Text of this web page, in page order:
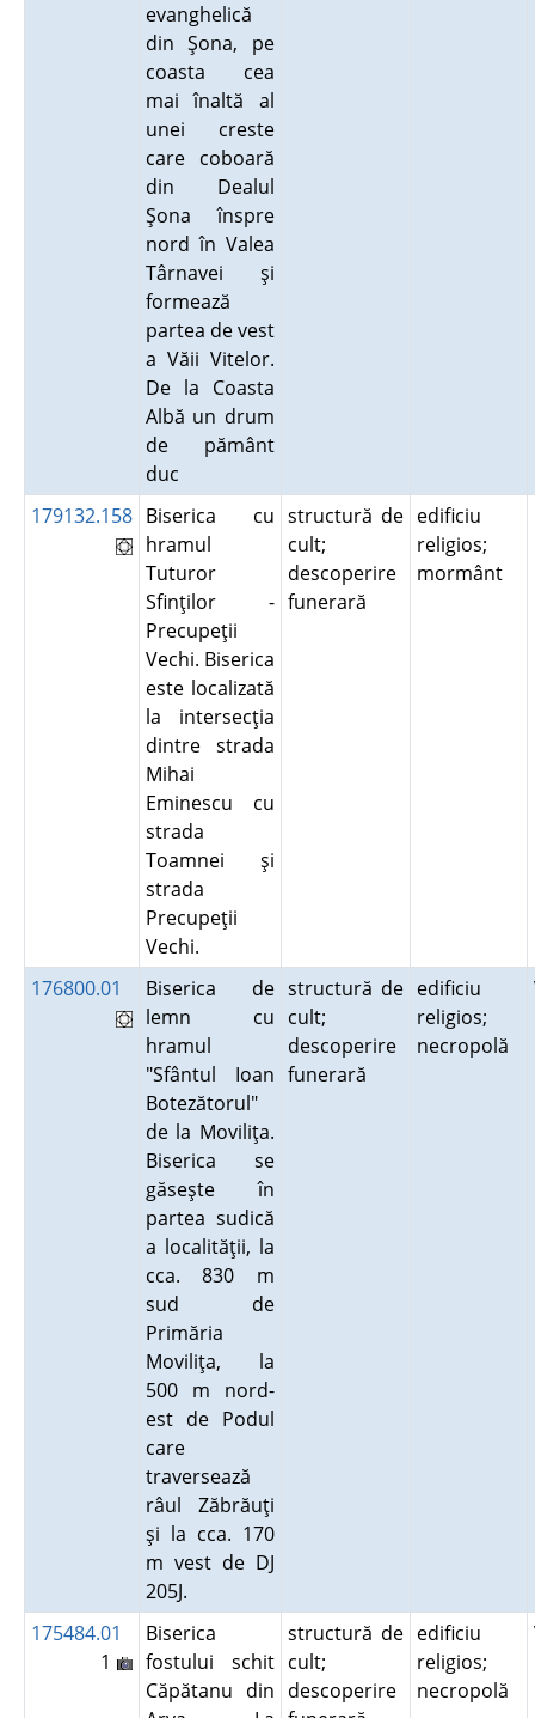
evanghelică
din Şona, pe
coasta cea
mai înaltă al
unei creste
care coboară
din Dealul
Şona înspre
nord în Valea
Târnavei şi
formează
partea de vest
a Văii Vitelor.
De la Coasta
Albă un drum
de pământ
duc
179132.158 Biserica cu
hramul
Tuturor
Sfinţilor -
Precupeţii
Vechi. Biserica
este localizată
la intersecţia
dintre strada
Mihai
Eminescu cu
strada
Toamnei şi
strada
Precupeţii
Vechi.
structură de
cult;
descoperire
funerară
edificiu
religios;
mormânt
176800.01
Biserica de
lemn cu
hramul
"Sfântul Ioan
Botezătorul"
de la Moviliţa.
Biserica se
găseşte în
partea sudică
a localităţii, la
cca. 830 m
sud de
Primăria
Moviliţa, la
500 m nord-
est de Podul
care
traversează
râul Zăbrăuţi
şi la cca. 170
m vest de DJ
205J.
structură de
cult;
descoperire
funerară
edificiu
religios;
necropolă
175484.01
1
Biserica
fostului schit
Căpătanu din
structură de
cult;
descoperire
edificiu
religios;
necropolă